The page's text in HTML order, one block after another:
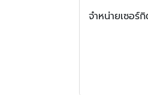
จำหน่ายเซอร์